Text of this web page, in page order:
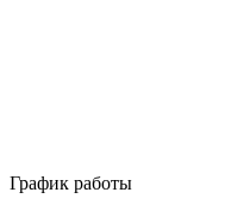
График работы